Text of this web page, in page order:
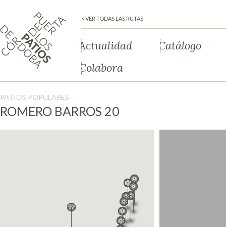
< VER TODAS LAS RUTAS
Actualidad
Catálogo
Colabora
PATIOS POPULARES
ROMERO BARROS 20